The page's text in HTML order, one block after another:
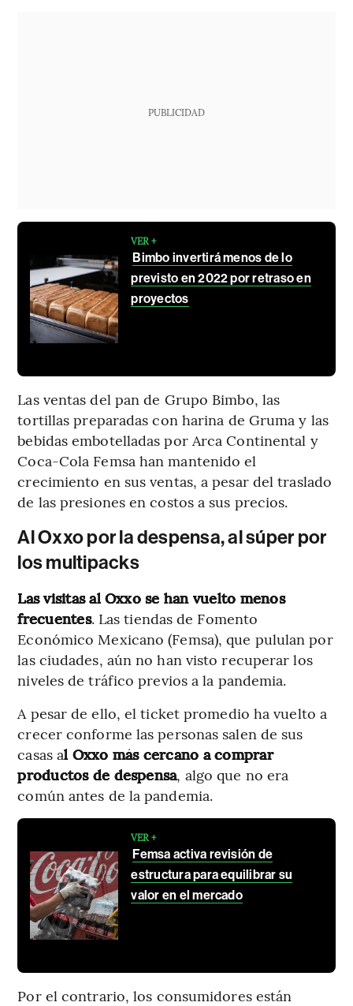
PUBLICIDAD
VER +
Bimbo invertirá menos de lo
previsto en 2022 por retraso en
proyectos
Las ventas del pan de Grupo Bimbo, las
tortillas preparadas con harina de Gruma y las
bebidas embotelladas por Arca Continental y
Coca-Cola Femsa han mantenido el
crecimiento en sus ventas, a pesar del traslado
de las presiones en costos a sus precios.
Al Oxxo por la despensa, al súper por
los multipacks
Las visitas al Oxxo se han vuelto menos
frecuentes. Las tiendas de Fomento
Económico Mexicano (Femsa), que pululan por
las ciudades, aún no han visto recuperar los
niveles de tráfico previos a la pandemia.
A pesar de ello, el ticket promedio ha vuelto a
crecer conforme las personas salen de sus
casas al Oxxo más cercano a comprar
productos de despensa, algo que no era
común antes de la pandemia.
VER +
Femsa activa revisión de
estructura para equilibrar su
valor en el mercado
Por el contrario, los consumidores están